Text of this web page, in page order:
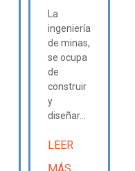
La
ingeniería
de minas,
se ocupa
de
construir
y
diseñar...
LEER